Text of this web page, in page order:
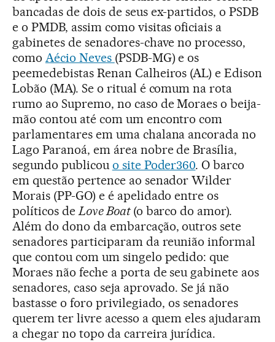
bancadas de dois de seus ex-partidos, o PSDB
e o PMDB, assim como visitas oficiais a
gabinetes de senadores-chave no processo,
como Aécio Neves (PSDB-MG) e os
peemedebistas Renan Calheiros (AL) e Edison
Lobão (MA). Se o ritual é comum na rota
rumo ao Supremo, no caso de Moraes o beija-
mão contou até com um encontro com
parlamentares em uma chalana ancorada no
Lago Paranoá, em área nobre de Brasília,
segundo publicou o site Poder360. O barco
em questão pertence ao senador Wilder
Morais (PP-GO) e é apelidado entre os
políticos deLove Boat(o barco do amor).
Além do dono da embarcação, outros sete
senadores participaram da reunião informal
que contou com um singelo pedido: que
Moraes não feche a porta de seu gabinete aos
senadores, caso seja aprovado. Se já não
bastasse o foro privilegiado, os senadores
querem ter livre acesso a quem eles ajudaram
a chegar no topo da carreira jurídica.